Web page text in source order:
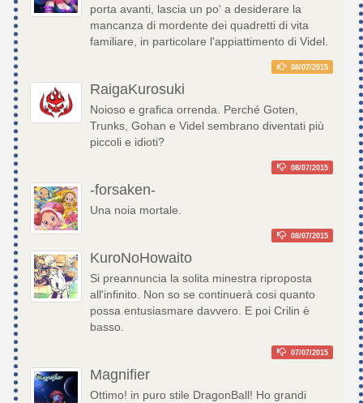
porta avanti, lascia un po' a desiderare la
mancanza di mordente dei quadretti di vita
familiare, in particolare l'appiattimento di Videl.
08/07/2015
RaigaKurosuki
Noioso e grafica orrenda. Perché Goten,
Trunks, Gohan e Videl sembrano diventati più
piccoli e idioti?
08/07/2015
-forsaken-
Una noia mortale.
08/07/2015
KuroNoHowaito
Si preannuncia la solita minestra riproposta
all'infinito. Non so se continuerà cosi quanto
possa entusiasmare davvero. E poi Crilin è
basso.
07/07/2015
Magnifier
Ottimo! in puro stile DragonBall! Ho grandi